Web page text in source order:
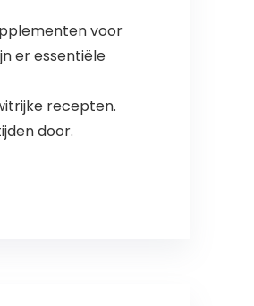
voor
er essentiële
recepten.
door.